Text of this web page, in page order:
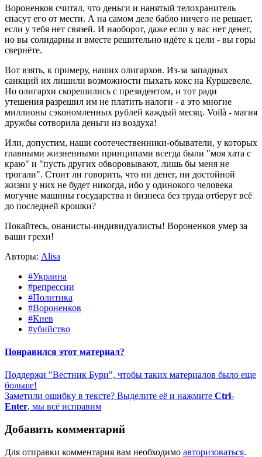
Вороненков считал, что деньги и нанятый телохранитель
спасут его от мести. А на самом деле бабло ничего не решает,
если у тебя нет связей. И наоборот, даже если у вас нет денег,
но вы солидарны и вместе решительно идёте к цели - вы горы
свернёте.
Вот взять, к примеру, наших олигархов. Из-за западных
санкций их лишили возможности пыхать кокс на Куршевеле.
Но олигархи скорешились с президентом, и тот ради
утешения разрешил им не платить налоги - а это многие
миллионы сэкономленных рублей каждый месяц. Voilà - магия
дружбы сотворила деньги из воздуха!
Или, допустим, наши соотечественники-обыватели, у которых
главными жизненными принципами всегда были "моя хата с
краю" и "пусть других обворовывают, лишь бы меня не
трогали". Стоит ли говорить, что ни денег, ни достойной
жизни у них не будет никогда, ибо у одинокого человека
могучие машины государства и бизнеса без труда отберут всё
до последней крошки?
Покайтесь, онанисты-индивидуалисты! Вороненков умер за
ваши грехи!
Авторы: Alisa
#Украина
#репрессии
#Политика
#Вороненков
#Киев
#убийство
Понравился этот материал?
Поддержи "Вестник Бури", чтобы таких материалов было еще
больше!
Заметили ошибку в тексте? Выделите её и нажмите Ctrl-
Enter, мы всё исправим
Добавить комментарий
Для отправки комментария вам необходимо авторизоваться.